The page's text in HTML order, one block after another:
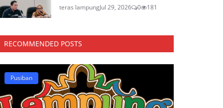
teras lampungJul 29, 2026 0 181
RECOMMENDED POSTS
Pusiban